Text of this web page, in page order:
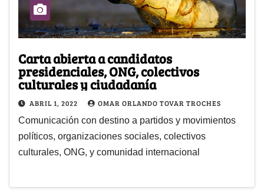
Carta abierta a candidatos
presidenciales, ONG, colectivos
culturales y ciudadanía
ABRIL 1, 2022 OMAR ORLANDO TOVAR TROCHES
Comunicación con destino a partidos y movimientos
políticos, organizaciones sociales, colectivos
culturales, ONG, y comunidad internacional